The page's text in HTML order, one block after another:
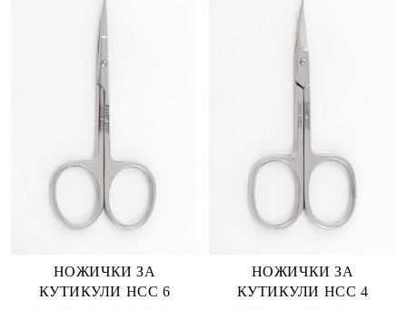
НОЖИЧКИ ЗА
КУТИКУЛИ HCC 6
НОЖИЧКИ ЗА
КУТИКУЛИ HCC 4